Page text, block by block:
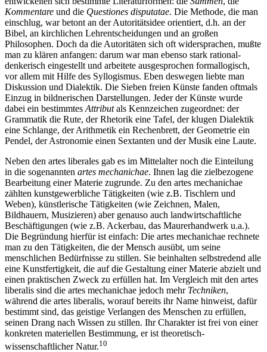
Kommentare und die Questiones disputatae. Die Methode, die man
einschlug, war betont an der Autoritätsidee orientiert, d.h. an der
Bibel, an kirchlichen Lehrentscheidungen und an großen
Philosophen. Doch da die Autoritäten sich oft widersprachen, mußte
man zu klären anfangen: darum war man ebenso stark rational-
denkerisch eingestellt und arbeitete ausgesprochen formallogisch,
vor allem mit Hilfe des Syllogismus. Eben deswegen liebte man
Diskussion und Dialektik. Die Sieben freien Künste fanden oftmals
Einzug in bildnerischen Darstellungen. Jeder der Künste wurde
dabei ein bestimmtes Attributals Kennzeichen zugeordnet: der
Grammatik die Rute, der Rhetorik eine Tafel, der klugen Dialektik
eine Schlange, der Arithmetik ein Rechenbrett, der Geometrie ein
Pendel, der Astronomie einen Sextanten und der Musik eine Laute.
Neben den artes liberales gab es im Mittelalter noch die Einteilung
in die sogenannten artes mechanichae. Ihnen lag die zielbezogene
Bearbeitung einer Materie zugrunde. Zu den artes mechanichae
zählten kunstgewerbliche Tätigkeiten (wie z.B. Tischlern und
Weben), künstlerische Tätigkeiten (wie Zeichnen, Malen,
Bildhauern, Musizieren) aber genauso auch landwirtschaftliche
Beschäftigungen (wie z.B. Ackerbau, das Maurerhandwerk u.a.).
Die Begründung hierfür ist einfach: Die artes mechanichae rechnete
man zu den Tätigkeiten, die der Mensch ausübt, um seine
menschlichen Bedürfnisse zu stillen. Sie beinhalten selbstredend alle
eine Kunstfertigkeit, die auf die Gestaltung einer Materie abzielt und
einen praktischen Zweck zu erfüllen hat. Im Vergleich mit den artes
liberalis sind die artes mechanichae jedoch mehr Techniken,
während die artes liberalis, worauf bereits ihr Name hinweist, dafür
bestimmt sind, das geistige Verlangen des Menschen zu erfüllen,
seinen Drang nach Wissen zu stillen. Ihr Charakter ist frei von einer
konkreten materiellen Bestimmung, er ist theoretisch-
wissenschaftlicher Natur.10